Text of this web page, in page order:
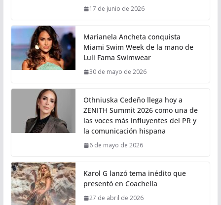
17 de junio de 2026
Marianela Ancheta conquista
Miami Swim Week de la mano de
Luli Fama Swimwear
30 de mayo de 2026
Othniuska Cedeño llega hoy a
ZENITH Summit 2026 como una de
las voces más influyentes del PR y
la comunicación hispana
6 de mayo de 2026
Karol G lanzó tema inédito que
presentó en Coachella
27 de abril de 2026